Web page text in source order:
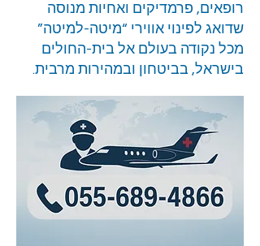
רופאים, פרמדיקים ואחיות מנוסה
שדואג לפינוי אווירי “מיטה-למיטה”
מכל נקודה בעולם אל בית-החולים
בישראל, בביטחון ובמהירות מרבית.